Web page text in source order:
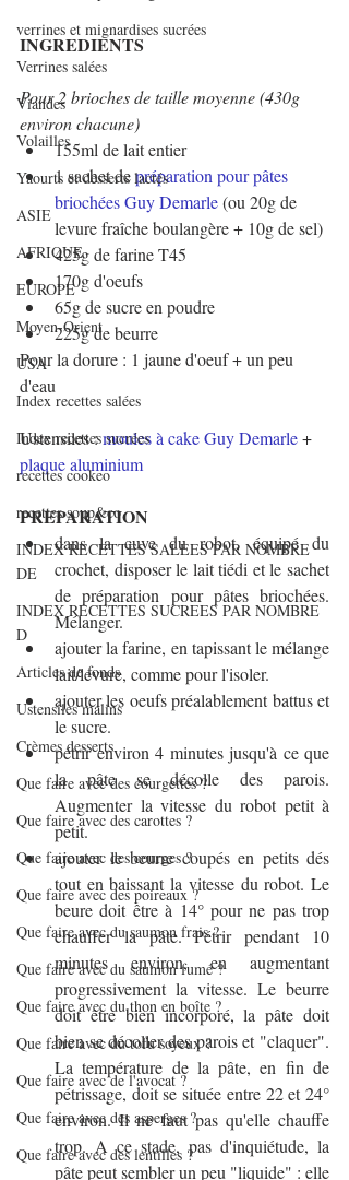
verrines et mignardises sucrées
Verrines salées
Viandes
Volailles
Yaourts et desserts lactés
ASIE
AFRIQUE
EUROPE
Moyen-Orient
USA
Index recettes salées
Index recettes sucrées
recettes cookeo
recettes soup&co
INDEX RECETTES SALEES PAR NOMBRE
DE
INDEX RECETTES SUCREES PAR NOMBRE
D
Articles de fonds
Ustensiles malins
Crèmes desserts
Que faire avec des courgettes ?
Que faire avec des carottes ?
Que faire avec des courges ?
Que faire avec des poireaux ?
Que faire avec du saumon frais ?
Que faire avec du saumon fumé ?
Que faire avec du thon en boîte ?
Que faire avec du tofu soyeux ?
Que faire avec de l'avocat ?
Que faire avec des asperges ?
Que faire avec des lentilles ?
INGREDIENTS
Pour 2 brioches de taille moyenne (430g
environ chacune)
155ml de lait entier
1 sachet de préparation pour pâtes
briochées Guy Demarle (ou 20g de
levure fraîche boulangère + 10g de sel)
425g de farine T45
170g d'oeufs
65g de sucre en poudre
225g de beurre
Pour la dorure : 1 jaune d'oeuf + un peu
d'eau
Ustensiles : moules à cake Guy Demarle +
plaque aluminium
PREPARATION
dans la cuve du robot, équipé du
crochet, disposer le lait tiédi et le sachet
de préparation pour pâtes briochées.
Mélanger.
ajouter la farine, en tapissant le mélange
lait/levure, comme pour l'isoler.
ajouter les oeufs préalablement battus et
le sucre.
pétrir environ 4 minutes jusqu'à ce que
la pâte se décolle des parois.
Augmenter la vitesse du robot petit à
petit.
ajouter le beurre coupés en petits dés
tout en baissant la vitesse du robot. Le
beure doit être à 14° pour ne pas trop
chauffer la pâte. Pétrir pendant 10
minutes environ, en augmentant
progressivement la vitesse. Le beurre
doit être bien incorporé, la pâte doit
bien se décoller des parois et "claquer".
La température de la pâte, en fin de
pétrissage, doit se située entre 22 et 24°
environ. Il ne faut pas qu'elle chauffe
trop. A ce stade, pas d'inquiétude, la
pâte peut sembler un peu "liquide" : elle